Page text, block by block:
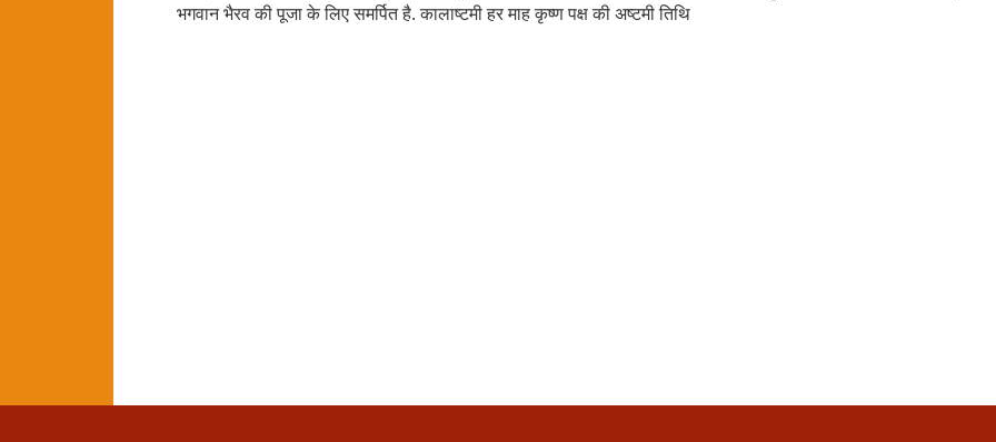
भगवान भैरव की पूजा के लिए समर्पित है. कालाष्टमी हर माह कृष्ण पक्ष की अष्टमी तिथि